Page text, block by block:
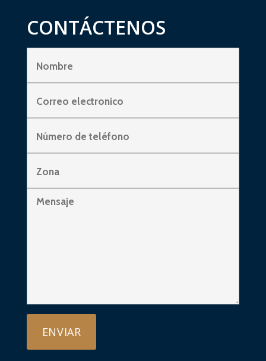
CONTÁCTENOS